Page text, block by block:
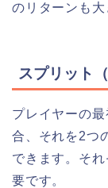
のリターンも大
スプリット
プレイヤーの
合、それを2つ
できます。そ
要です。